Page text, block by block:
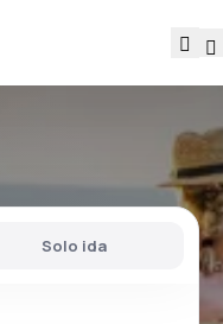
Solo ida